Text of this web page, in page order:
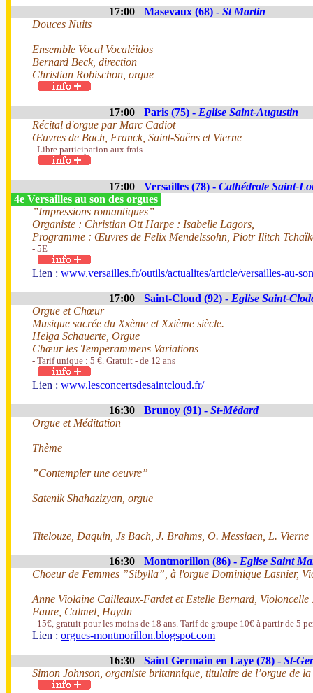
17:00 Masevaux (68) - St Martin
Douces Nuits
Ensemble Vocal Vocaléidos
Bernard Beck, direction
Christian Robischon, orgue
17:00 Paris (75) - Eglise Saint-Augustin
Récital d'orgue par Marc Cadiot
Œuvres de Bach, Franck, Saint-Saëns et Vierne
- Libre participation aux frais
17:00 Versailles (78) - Cathédrale Saint-
4e Versailles au son des orgues
”Impressions romantiques”
Organiste : Christian Ott Harpe : Isabelle Lagors,
Programme : Œuvres de Felix Mendelssohn, Piotr Ilitch
- 5E
Lien : www.versailles.fr/outils/actualites/article/versailles-au-
17:00 Saint-Cloud (92) - Eglise Saint-
Orgue et Chœur
Musique sacrée du Xxème et Xxième siècle.
Helga Schauerte, Orgue
Chœur les Temperammens Variations
- Tarif unique : 5 €. Gratuit - de 12 ans
Lien : www.lesconcertsdesaintcloud.fr/
16:30 Brunoy (91) - St-Médard
Orgue et Méditation
Thème
”Contempler une oeuvre”
Satenik Shahazizyan, orgue
Titelouze, Daquin, Js Bach, J. Brahms, O. Messiaen, L. Vierne
16:30 Montmorillon (86) - Eglise Saint
Choeur de Femmes ”Sibylla”, à l'orgue Dominique Lasnier,
Anne Violaine Cailleaux-Fardet et Estelle Bernard, Violoncelle
Faure, Calmel, Haydn
- 15€, gratuit pour les moins de 18 ans. Tarif de groupe 10€ à partir de 5
Lien : orgues-montmorillon.blogspot.com
16:30 Saint Germain en Laye (78) - St-
Simon Johnson, organiste britannique, titulaire de l’orgue de